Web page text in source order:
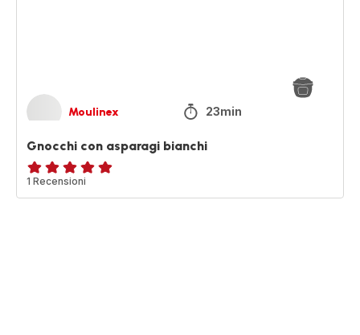
Moulinex 23min
Gnocchi con asparagi bianchi
Recensione
di
1 Recensioni